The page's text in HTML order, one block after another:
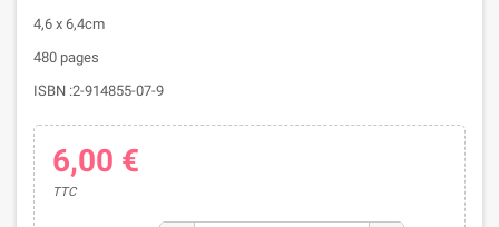
4,6 x 6,4cm
480 pages
ISBN :2-914855-07-9
6,00 €
TTC